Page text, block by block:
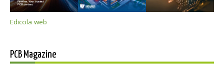
Edicola web
PCB Magazine